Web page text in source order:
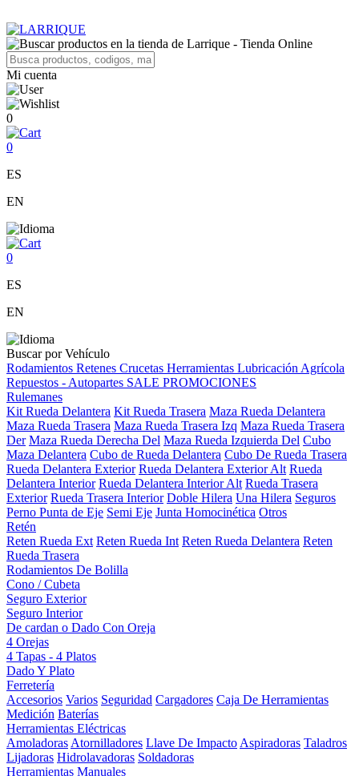
Mi cuenta
0
0
ES
EN
0
ES
EN
Buscar por Vehículo
Rodamientos Retenes Crucetas Herramientas Lubricación Agrícola
Repuestos - Autopartes SALE PROMOCIONES
Rulemanes
Kit Rueda Delantera Kit Rueda Trasera Maza Rueda Delantera
Maza Rueda Trasera Maza Rueda Trasera Izq Maza Rueda Trasera
Der Maza Rueda Derecha Del Maza Rueda Izquierda Del Cubo
Maza Delantera Cubo de Rueda Delantera Cubo De Rueda Trasera
Rueda Delantera Exterior Rueda Delantera Exterior Alt Rueda
Delantera Interior Rueda Delantera Interior Alt Rueda Trasera
Exterior Rueda Trasera Interior Doble Hilera Una Hilera Seguros
Perno Punta de Eje Semi Eje Junta Homocinética Otros
Retén
Reten Rueda Ext Reten Rueda Int Reten Rueda Delantera Reten
Rueda Trasera
Rodamientos De Bolilla
Cono / Cubeta
Seguro Exterior
Seguro Interior
De cardan o Dado Con Oreja
4 Orejas
4 Tapas - 4 Platos
Dado Y Plato
Ferretería
Accesorios Varios Seguridad Cargadores Caja De Herramientas
Medición Baterías
Herramientas Eléctricas
Amoladoras Atornilladores Llave De Impacto Aspiradoras Taladros
Lijadoras Hidrolavadoras Soldadoras
Herramientas Manuales